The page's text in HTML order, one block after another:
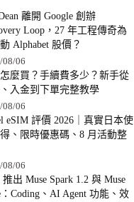
離開 Google 創辦
Loop，27 年工程傳奇為
Alphabet 股價？
08/06
麼買？手續費多少？新手從
入金到下單完整教學
08/06
eSIM 評價 2026｜真實日本使
、限時優惠碼、8 月活動整
08/06
推出 Muse Spark 1.2 與 Muse
：Coding、AI Agent 功能、效